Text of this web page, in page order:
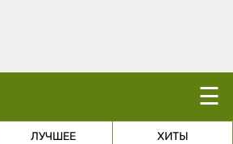
☰
ЛУЧШЕЕ ХИТЫ